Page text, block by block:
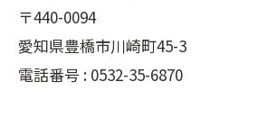
〒440-0094
愛知県豊橋市川崎町45-3
電話番号 : 0532-35-6870